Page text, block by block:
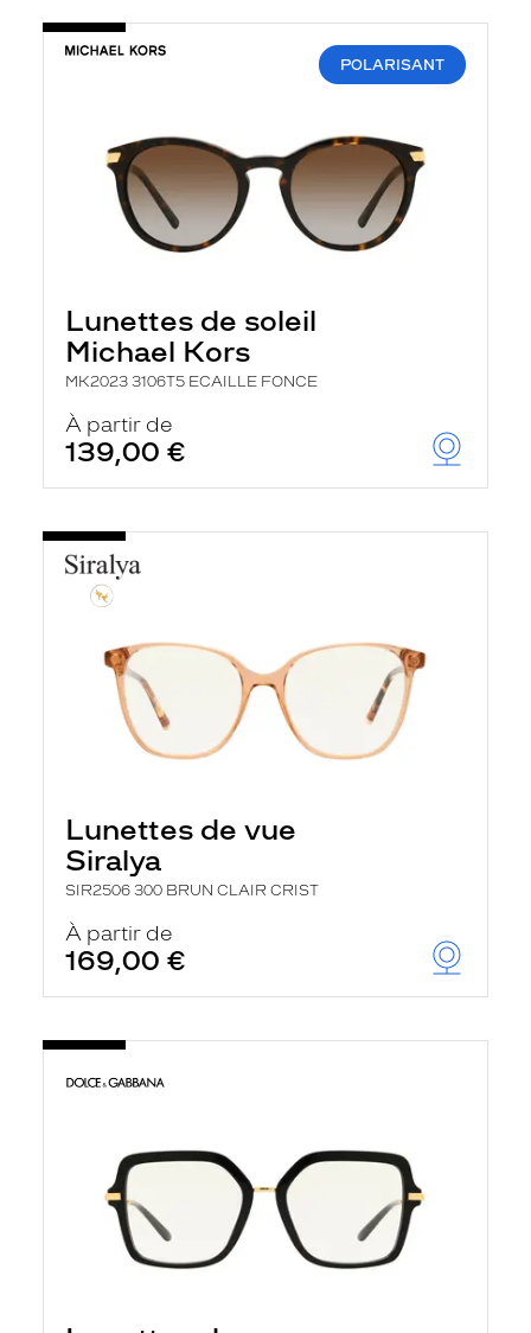
POLARISANT
Lunettes de soleil
Michael Kors
MK2023 3106T5 ECAILLE FONCE
À partir de
139,00 €
Lunettes de vue
Siralya
SIR2506 300 BRUN CLAIR CRIST
À partir de
169,00 €